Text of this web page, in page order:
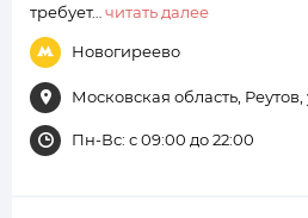
требует…читать далее
Новогиреево
Московская область,
Пн-Вс: с 09:00 до 22:00